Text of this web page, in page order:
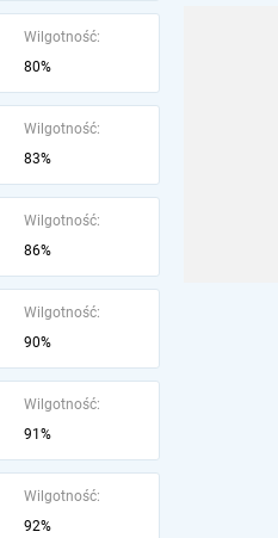
Wilgotność:
80%
Wilgotność:
83%
Wilgotność:
86%
Wilgotność:
90%
Wilgotność:
91%
Wilgotność:
92%